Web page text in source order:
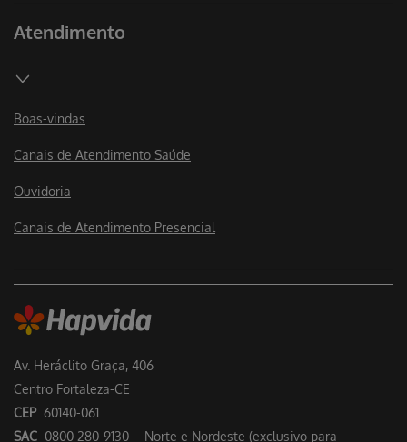
Av. Heráclito Graça, 406
Centro Fortaleza-CE
CEP 60140-061
SAC 0800 280-9130 – Norte e Nordeste (exclusivo para
Atendimento
Boas-vindas
Canais de Atendimento Saúde
Ouvidoria
Canais de Atendimento Presencial